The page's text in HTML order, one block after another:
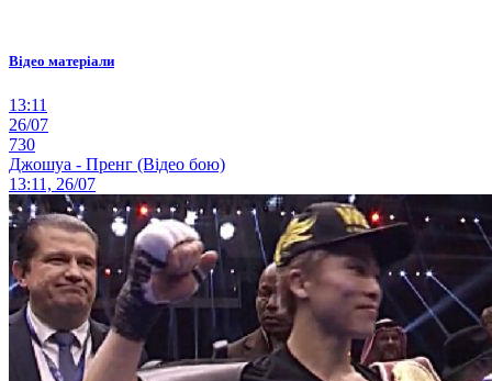
Відео матеріали
13:11
26/07
730
Джошуа - Пренг (Відео бою)
13:11, 26/07